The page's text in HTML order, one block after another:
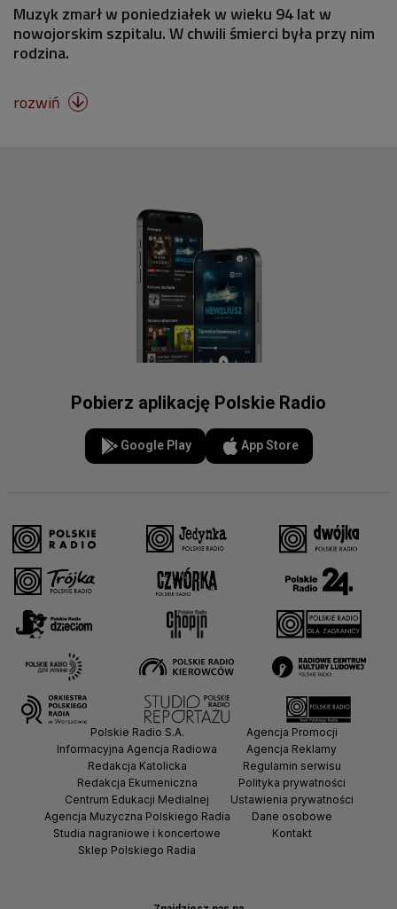
Muzyk zmarł w poniedziałek w wieku 94 lat w
nowojorskim szpitalu. W chwili śmierci była przy nim
rodzina.
rozwiń 
Pobierz aplikację Polskie Radio
Google Play App Store
Polskie Radio S.A.
Informacyjna Agencja Radiowa
Redakcja Katolicka
Redakcja Ekumeniczna
Centrum Edukacji Medialnej
Agencja Muzyczna Polskiego Radia
Studia nagraniowe i koncertowe
Sklep Polskiego Radia
Agencja Promocji
Agencja Reklamy
Regulamin serwisu
Polityka prywatności
Ustawienia prywatności
Dane osobowe
Kontakt